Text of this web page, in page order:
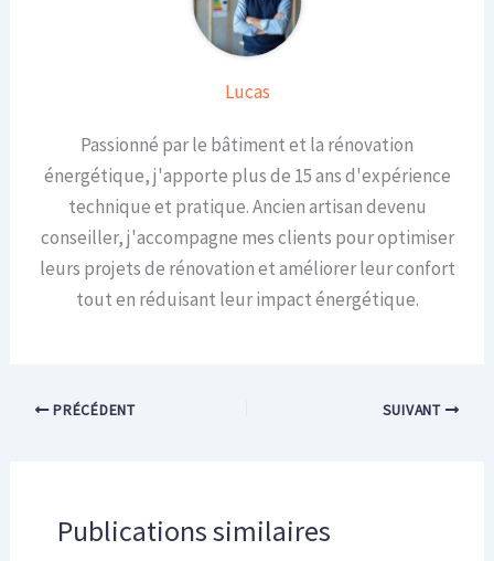
Lucas
Passionné par le bâtiment et la rénovation
énergétique, j'apporte plus de 15 ans d'expérience
technique et pratique. Ancien artisan devenu
conseiller, j'accompagne mes clients pour optimiser
leurs projets de rénovation et améliorer leur confort
tout en réduisant leur impact énergétique.
PRÉCÉDENT SUIVANT
Publications similaires